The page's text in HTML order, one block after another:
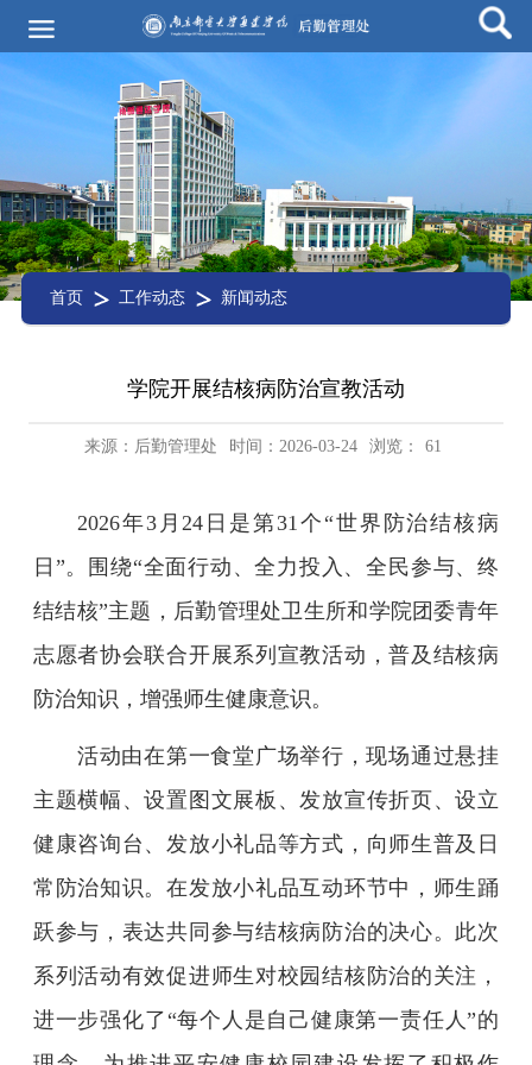
首页 工作动态 新闻动态
学院开展结核病防治宣教活动
来源：后勤管理处 时间：2026-03-24 浏览： 61
2026年3月24日是第31个“世界防治结核病
日”。围绕“全面行动、全力投入、全民参与、终
结结核”主题，后勤管理处卫生所和学院团委青年
志愿者协会联合开展系列宣教活动，普及结核病
防治知识，增强师生健康意识。
活动由在第一食堂广场举行，现场通过悬挂
主题横幅、设置图文展板、发放宣传折页、设立
健康咨询台、发放小礼品等方式，向师生普及日
常防治知识。在发放小礼品互动环节中，师生踊
跃参与，表达共同参与结核病防治的决心。此次
系列活动有效促进师生对校园结核防治的关注，
进一步强化了 “每个人是自己健康第一责任人”的